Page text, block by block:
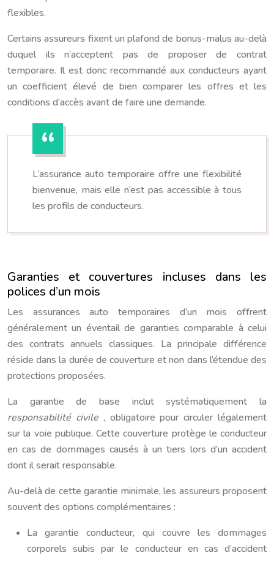
flexibles.
Certains assureurs fixent un plafond de bonus-malus au-delà
duquel ils n’acceptent pas de proposer de contrat
temporaire. Il est donc recommandé aux conducteurs ayant
un coefficient élevé de bien comparer les offres et les
conditions d’accès avant de faire une demande.
L’assurance auto temporaire offre une flexibilité
bienvenue, mais elle n’est pas accessible à tous
les profils de conducteurs.
Garanties et couvertures incluses dans les
polices d’un mois
Les assurances auto temporaires d’un mois offrent
généralement un éventail de garanties comparable à celui
des contrats annuels classiques. La principale différence
réside dans la durée de couverture et non dans l’étendue des
protections proposées.
La garantie de base inclut systématiquement la
responsabilité civile , obligatoire pour circuler légalement
sur la voie publique. Cette couverture protège le conducteur
en cas de dommages causés à un tiers lors d’un accident
dont il serait responsable.
Au-delà de cette garantie minimale, les assureurs proposent
souvent des options complémentaires :
La garantie conducteur, qui couvre les dommages
corporels subis par le conducteur en cas d’accident